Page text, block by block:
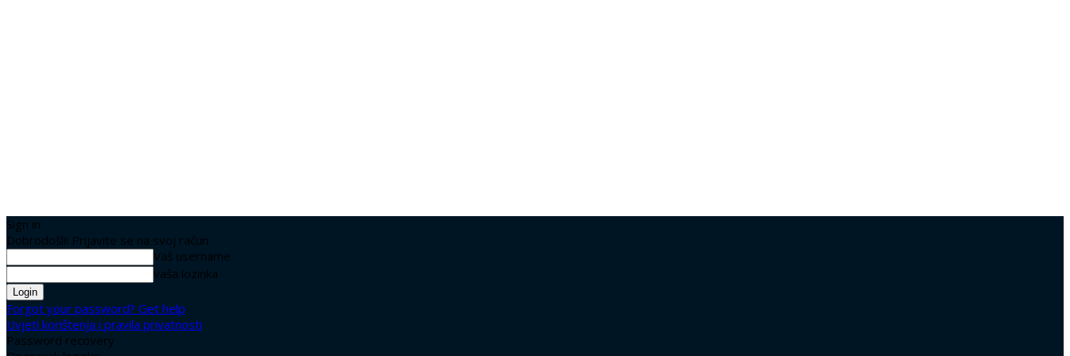
Sign in
Dobrodošli! Prijavite se na svoj račun
Vaš username
vaša lozinka
Forgot your password? Get help
Uvjeti korištenja i pravila privatnosti
Password recovery